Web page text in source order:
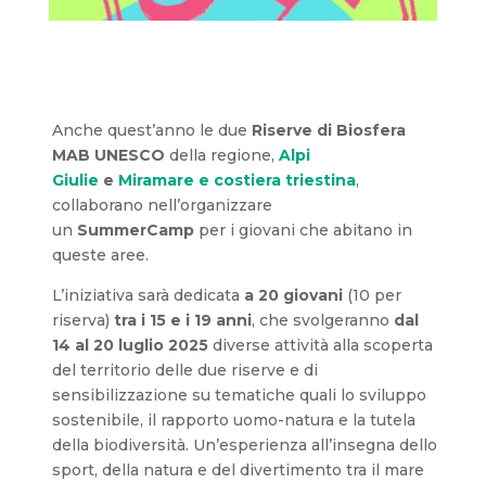
Anche quest’anno le due Riserve di Biosfera
MAB UNESCO della regione, Alpi
Giulie e Miramare e costiera triestina,
collaborano nell’organizzare
un SummerCampper i giovani che abitano in
queste aree.
L’iniziativa sarà dedicata a 20 giovani(10 per
riserva) tra i 15 e i 19 anni, che svolgeranno dal
14 al 20 luglio 2025diverse attività alla scoperta
del territorio delle due riserve e di
sensibilizzazione su tematiche quali lo sviluppo
sostenibile, il rapporto uomo-natura e la tutela
della biodiversità. Un’esperienza all’insegna dello
sport, della natura e del divertimento tra il mare